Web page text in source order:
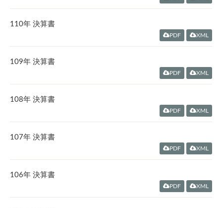
110年 決算書
PDF XML
109年 決算書
PDF XML
108年 決算書
PDF XML
107年 決算書
PDF XML
106年 決算書
PDF XML